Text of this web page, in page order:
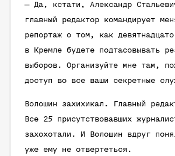
— Да, кстати, Александр
главный редактор командирует
репортаж о том, как
в Кремле будете подтасовывать
выборов. Организуйте мне там,
доступ во все ваши секретные
Волошин захихикал. Главный
Все 25 присутствовавших
захохотали. И Волошин вдруг
уже ему не отвертеться.